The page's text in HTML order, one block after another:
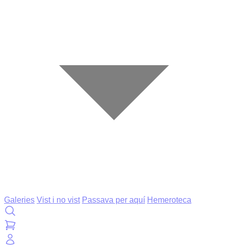
Galeries Vist i no vist Passava per aquí Hemeroteca